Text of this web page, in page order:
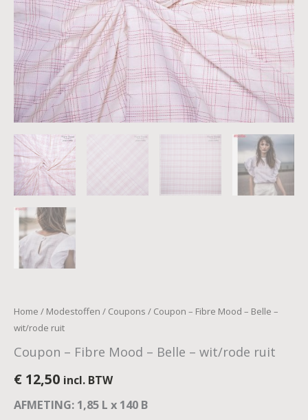
Home / Modestoffen / Coupons / Coupon – Fibre Mood – Belle –
wit/rode ruit
Coupon – Fibre Mood – Belle – wit/rode ruit
€ 12,50 incl. BTW
AFMETING: 1,85 L x 140 B